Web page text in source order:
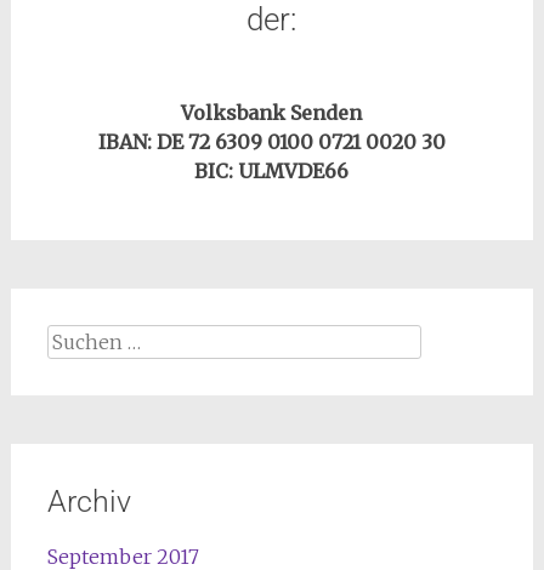
der:
Volksbank Senden
IBAN: DE 72 6309 0100 0721 0020 30
BIC: ULMVDE66
Archiv
September 2017